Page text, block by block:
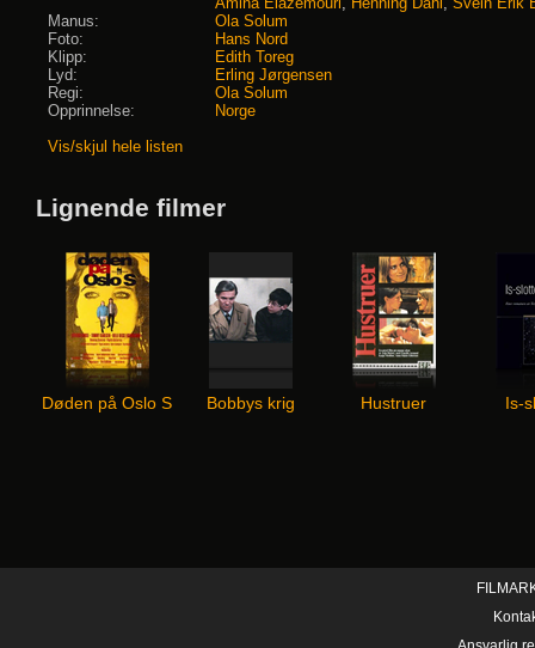
Amina Elazemouri, Henning Dahl , Svein Erik
Manus:
Ola Solum
Foto:
Hans Nord
Klipp:
Edith Toreg
Lyd:
Erling Jørgensen
Regi:
Ola Solum
Opprinnelse:
Norge
Vis/skjul hele listen
Lignende filmer
Døden på Oslo S Bobbys krig Hustruer Is-